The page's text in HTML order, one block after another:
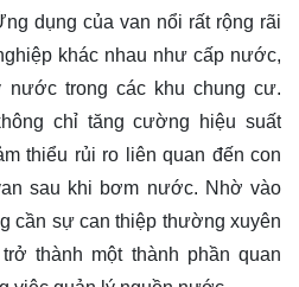
dụng của van nổi rất rộng rãi
khác nhau như cấp nước,
nước trong các khu chung cư.
chỉ tăng cường hiệu suất
thiểu rủi ro liên quan đến con
sau khi bơm nước. Nhờ vào
cần sự can thiệp thường xuyên
thành một thành phần quan